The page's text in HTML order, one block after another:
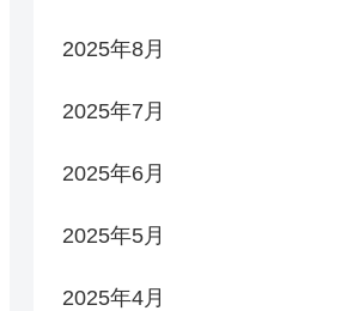
2025年8月
2025年7月
2025年6月
2025年5月
2025年4月